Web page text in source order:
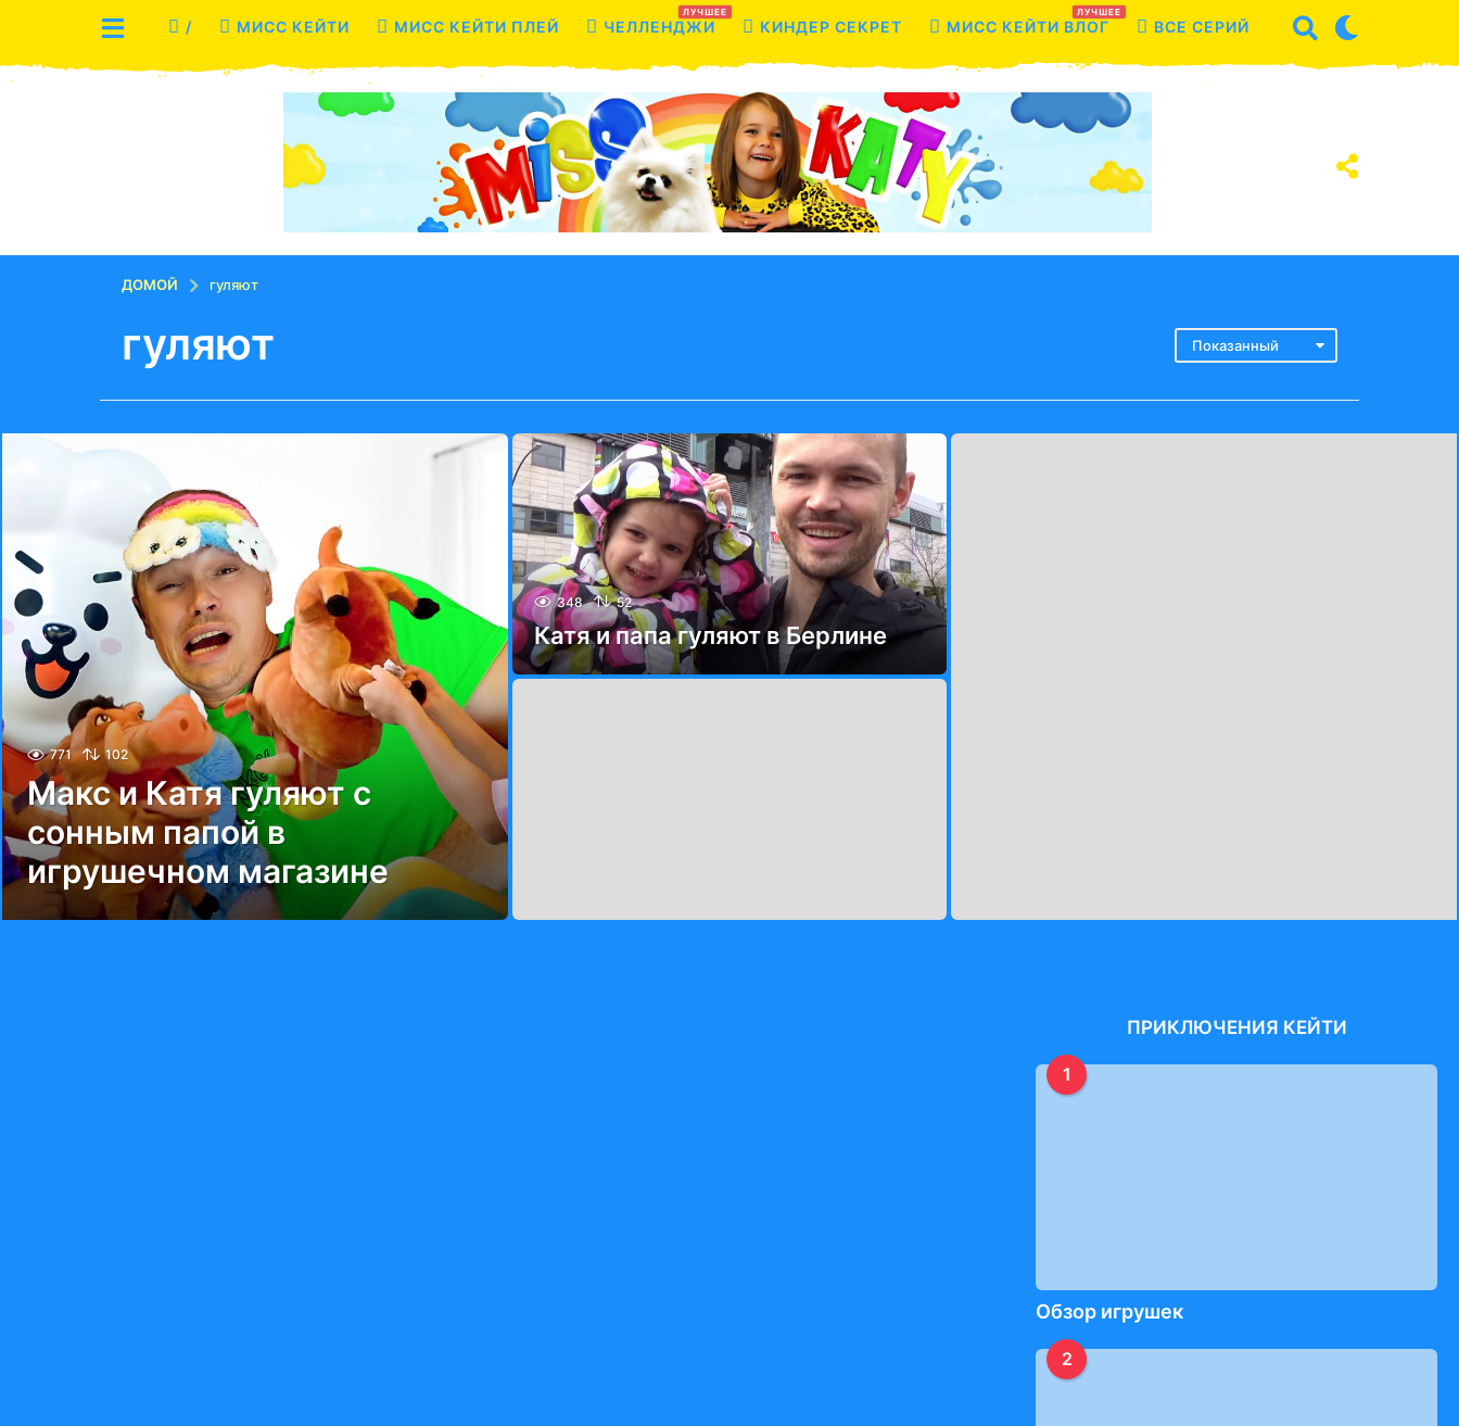
/ МИСС КЕЙТИ МИСС КЕЙТИ ПЛЕЙ ЧЕЛЛЕНДЖИ
ЛУЧШЕЕ
КИНДЕР СЕКРЕТ МИСС КЕЙТИ ВЛОГ
ЛУЧШЕЕ
ВСЕ СЕРИЙ
ДОМОЙ гуляют
гуляют Показанный
771 102
Макс и Катя гуляют с
сонным папой в
игрушечном магазине
348 52
Катя и папа гуляют в Берлине
ПРИКЛЮЧЕНИЯ КЕЙТИ
1
Обзор игрушек
2